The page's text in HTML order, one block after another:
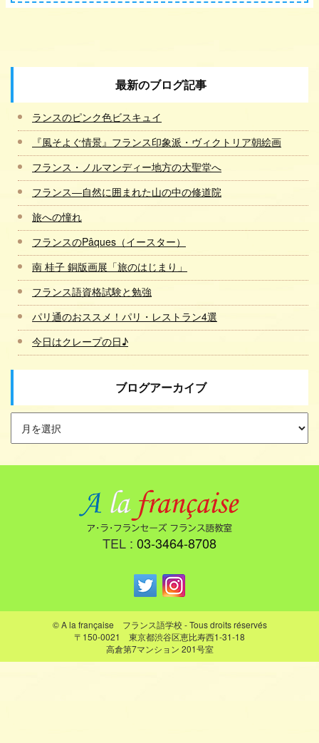
最新のブログ記事
ランスのピンク色ビスキュイ
『風そよぐ情景』フランス印象派・ヴィクトリア朝絵画
フランス・ノルマンディー地方の大聖堂へ
フランス―自然に囲まれた山の中の修道院
旅への憧れ
フランスのPâques（イースター）
南 桂子 銅版画展「旅のはじまり」
フランス語資格試験と勉強
パリ通のおススメ！パリ・レストラン4選
今日はクレープの日♪
ブログアーカイブ
TEL : 03-3464-8708
© A la française フランス語学校 - Tous droits réservés
〒150-0021 東京都渋谷区恵比寿西1-31-18
高倉第7マンション 201号室